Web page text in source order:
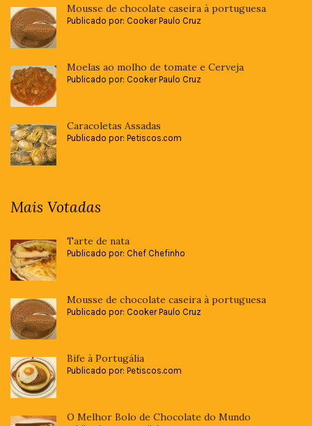
Mousse de chocolate caseira à portuguesa
Publicado por: Cooker Paulo Cruz
Moelas ao molho de tomate e Cerveja
Publicado por: Cooker Paulo Cruz
Caracoletas Assadas
Publicado por: Petiscos.com
Mais Votadas
Tarte de nata
Publicado por: Chef Chefinho
Mousse de chocolate caseira à portuguesa
Publicado por: Cooker Paulo Cruz
Bife à Portugália
Publicado por: Petiscos.com
O Melhor Bolo de Chocolate do Mundo